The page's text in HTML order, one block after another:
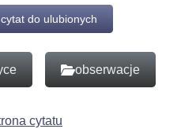
do ulubionych
obserwacje
cytatu